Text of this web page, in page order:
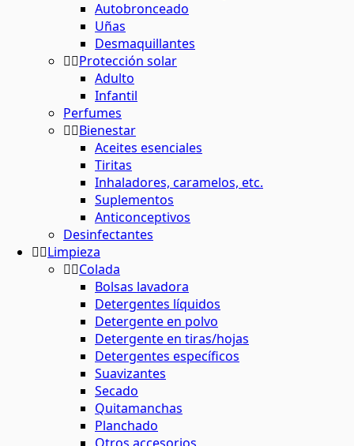
Autobronceado
Uñas
Desmaquillantes
Protección solar
Adulto
Infantil
Perfumes
Bienestar
Aceites esenciales
Tiritas
Inhaladores, caramelos, etc.
Suplementos
Anticonceptivos
Desinfectantes
Limpieza
Colada
Bolsas lavadora
Detergentes líquidos
Detergente en polvo
Detergente en tiras/hojas
Detergentes específicos
Suavizantes
Secado
Quitamanchas
Planchado